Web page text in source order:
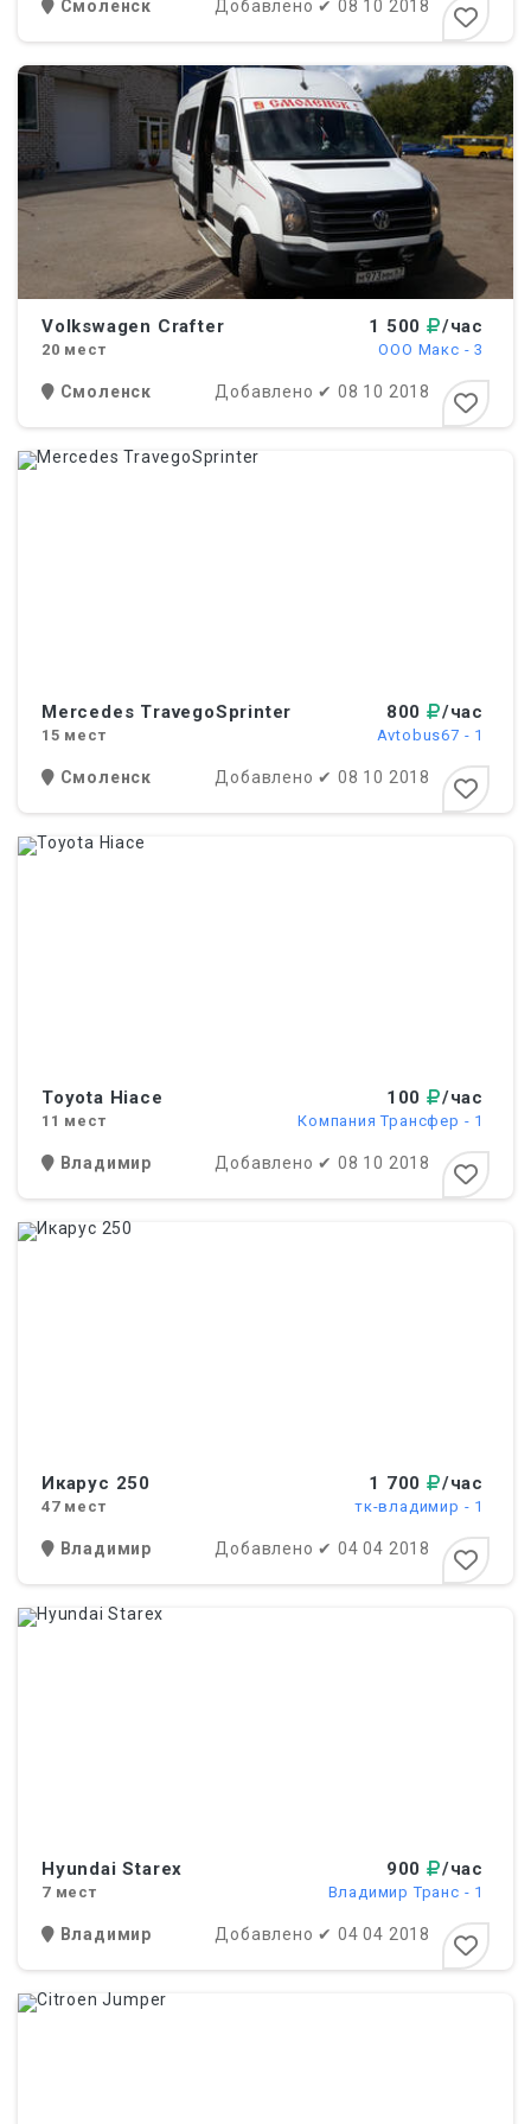
Смоленск Добавлено ✔ 08 10 2018
Volkswagen Crafter 1 500 /час
20 мест ООО Макс - 3
Смоленск Добавлено ✔ 08 10 2018
Mercedes TravegoSprinter 800 /час
15 мест Avtobus67 - 1
Смоленск Добавлено ✔ 08 10 2018
Toyota Hiace 100 /час
11 мест Компания Трансфер - 1
Владимир Добавлено ✔ 08 10 2018
Икарус 250 1 700 /час
47 мест тк-владимир - 1
Владимир Добавлено ✔ 04 04 2018
Hyundai Starex 900 /час
7 мест Владимир Транс - 1
Владимир Добавлено ✔ 04 04 2018